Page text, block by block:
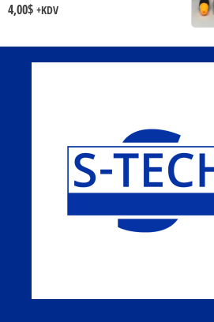
4,00$ +KDV